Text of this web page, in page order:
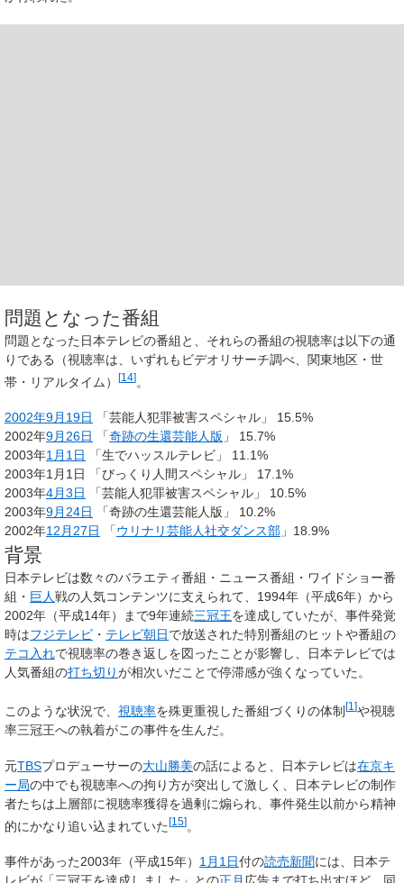
問題となった番組
問題となった日本テレビの番組と、それらの番組の視聴率は以下の通
りである（視聴率は、いずれもビデオリサーチ調べ、関東地区・世
帯・リアルタイム）
[14]。
2002年9月19日
「芸能人犯罪被害スペシャル」 15.5%
2002年9月26日 「奇跡の生還芸能人版 」 15.7%
2003年1月1日
「生でハッスルテレビ」 11.1%
2003年1月1日 「びっくり人間スペシャル」 17.1%
2003年4月3日
「芸能人犯罪被害スペシャル」 10.5%
2003年9月24日
「奇跡の生還芸能人版」 10.2%
2002年12月27日 「ウリナリ芸能人社交ダンス部 」18.9%
背景
日本テレビは数々のバラエティ番組・ニュース番組・ワイドショー番
組・ 巨人戦の人気コンテンツに支えられて、1994年（平成6年）から
2002年（平成14年）まで9年連続三冠王を達成していたが、事件発覚
時はフジテレビ ・ テレビ朝日で放送された特別番組のヒットや番組の
テコ入れで視聴率の巻き返しを図ったことが影響し、日本テレビでは
人気番組の打ち切りが相次いだことで停滞感が強くなっていた。
このような状況で、 視聴率を殊更重視した番組づくりの体制 [1 ]や視聴
率三冠王への執着がこの事件を生んだ。
元TBSプロデューサーの大山勝美の話によると、日本テレビは在京キ
ー局の中でも視聴率への拘り方が突出して激しく、日本テレビの制作
者たちは上層部に視聴率獲得を過剰に煽られ、事件発生以前から精神
的にかなり追い込まれていた[15]。
事件があった2003年（平成15年） 1月1日付の読売新聞には、日本テ